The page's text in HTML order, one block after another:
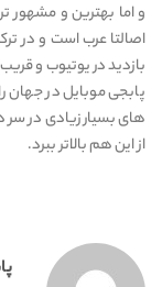
و اما بهترین و مشهور
های بسیار زیادی در سر
از این هم بالاتر ببرد.